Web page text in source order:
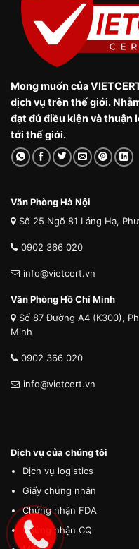
Mong muốn của
dịch vụ trên thế giới.
đạt đủ điều kiện và thuận
tới thế giới.
Văn Phòng Hà Nội
Số 25 Ngõ 81 Láng Hạ,
0902 366 020
info@vietcert.vn
Văn Phòng Hồ Chí Minh
Số 87 Đường A4 (K300),
Minh
0902 366 020
info@vietcert.vn
Dịch vụ của chúng tôi
Dịch vụ logistics
Giấy chứng nhận
Chứng nhận FDA
Chứng nhận CQ